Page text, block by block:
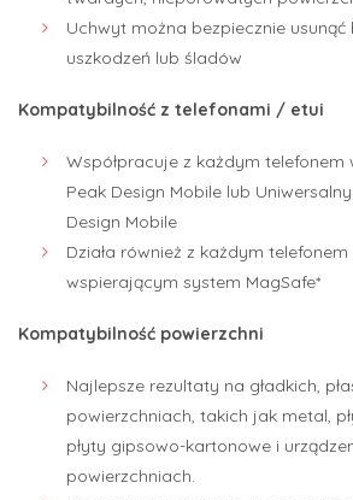
Uchwyt można bezpiecznie
uszkodzeń lub śladów
Kompatybilność z telefonami / etui
Współpracuje z każdym
Peak Design Mobile lub
Design Mobile
Działa również z każdym telefonem
wspierającym system MagSafe*
Kompatybilność powierzchni
Najlepsze rezultaty na gładkich,
powierzchniach, takich jak metal,
płyty gipsowo-kartonowe i
powierzchniach.